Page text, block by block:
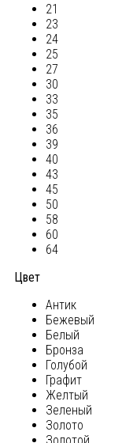
21
23
24
25
27
30
33
35
36
39
40
43
45
50
58
60
64
Цвет
Антик
Бежевый
Белый
Бронза
Голубой
Графит
Желтый
Зеленый
Золото